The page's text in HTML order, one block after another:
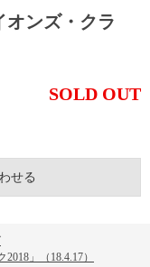
オンズ・クラ
SOLD OUT
せる
」（18.4.17）